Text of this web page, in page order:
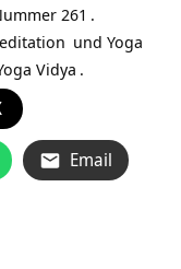
261 .
und Yoga
Vidya .
Email